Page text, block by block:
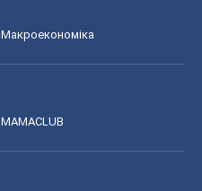
Макроекономіка
MAMACLUB